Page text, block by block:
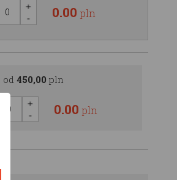
0.00 pln
od450,00 pln
0.00 pln